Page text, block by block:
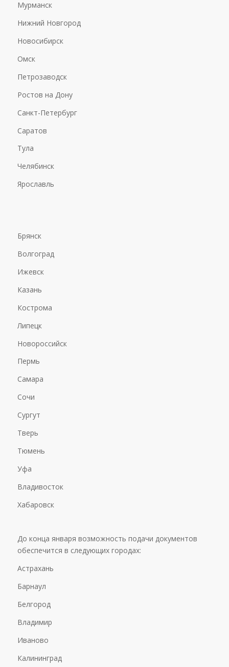
Мурманск
Нижний Новгород
Новосибирск
Омск
Петрозаводск
Ростов на Дону
Санкт-Петербург
Саратов
Тула
Челябинск
Ярославль
Брянск
Волгоград
Ижевск
Казань
Кострома
Липецк
Новороссийск
Пермь
Самара
Сочи
Сургут
Тверь
Тюмень
Уфа
Владивосток
Хабаровск
До конца января возможность подачи документов
обеспечится в следующих городах:
Астрахань
Барнаул
Белгород
Владимир
Иваново
Калининград